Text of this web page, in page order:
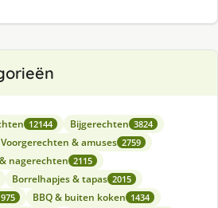
12144 Bijgerechten 3824
Voorgerechten & amuses 2759
nagerechten 2115
Borrelhapjes & tapas 2015
BBQ & buiten koken 1434